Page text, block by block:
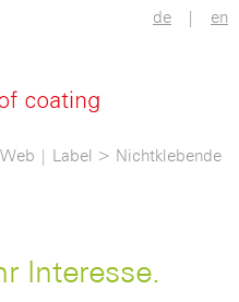
de | en
| Label > Nichtklebende
Interesse.